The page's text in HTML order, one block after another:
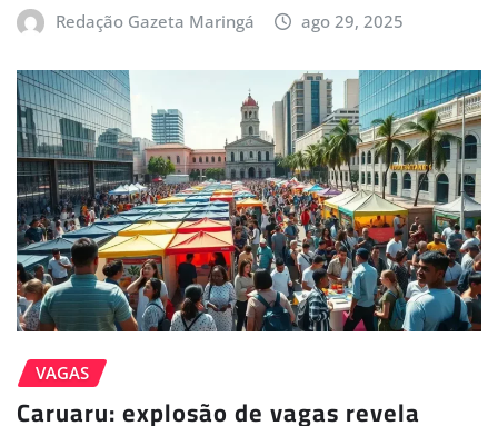
Redação Gazeta Maringá ago 29, 2025
VAGAS
Caruaru: explosão de vagas revela